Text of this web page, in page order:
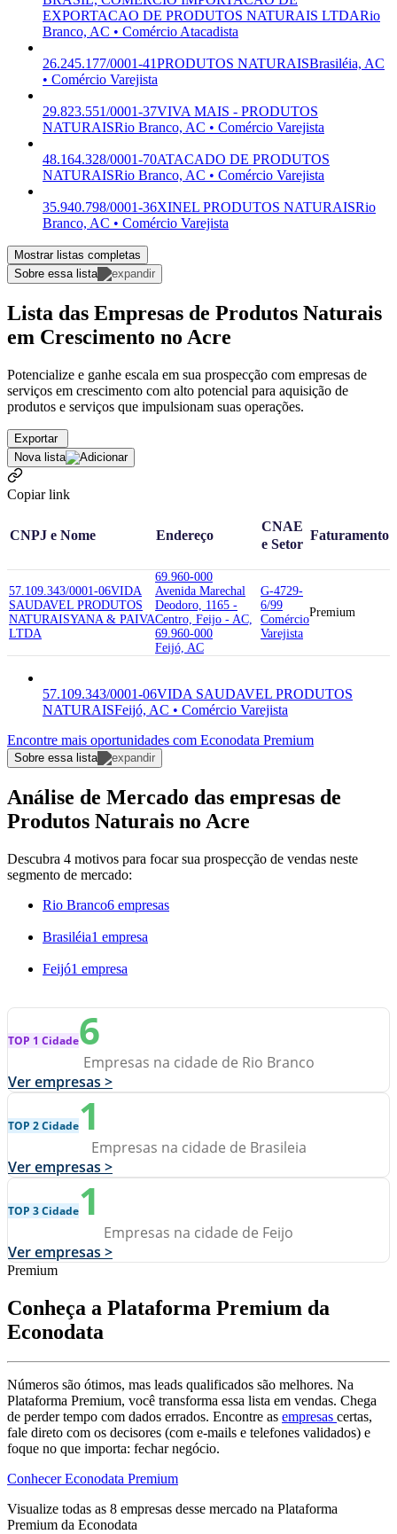
EXPORTACAO DE PRODUTOS NATURAIS LTDARio
Branco, AC • Comércio Atacadista
26.245.177/0001-41PRODUTOS NATURAISBrasiléia, AC
• Comércio Varejista
29.823.551/0001-37VIVA MAIS - PRODUTOS
NATURAISRio Branco, AC • Comércio Varejista
48.164.328/0001-70ATACADO DE PRODUTOS
NATURAISRio Branco, AC • Comércio Varejista
35.940.798/0001-36XINEL PRODUTOS NATURAISRio
Branco, AC • Comércio Varejista
Mostrar listas completas
Sobre essa lista
Lista das Empresas de Produtos Naturais
em Crescimento no Acre
Potencialize e ganhe escala em sua prospecção com empresas de
serviços em crescimento com alto potencial para aquisição de
produtos e serviços que impulsionam suas operações.
Exportar
Nova lista
Copiar link
CNPJ e Nome Endereço
CNAE
e Setor
Faturamento
57.109.343/0001-06VIDA
SAUDAVEL PRODUTOS
NATURAISYANA & PAIVA
LTDA
69.960-000
Avenida Marechal
Deodoro, 1165 -
Centro, Feijo - AC,
69.960-000
Feijó, AC
G-4729-
6/99
Comércio
Varejista
Premium
57.109.343/0001-06VIDA SAUDAVEL PRODUTOS
NATURAISFeijó, AC • Comércio Varejista
Encontre mais oportunidades com Econodata Premium
Sobre essa lista
Análise de Mercado das empresas de
Produtos Naturais no Acre
Descubra 4 motivos para focar sua prospecção de vendas neste
segmento de mercado:
Rio Branco6 empresas
Brasiléia1 empresa
Feijó1 empresa
TOP 1 Cidade6
Empresas na cidade de Rio Branco
Ver empresas >
TOP 2 Cidade1
Empresas na cidade de Brasileia
Ver empresas >
TOP 3 Cidade1
Empresas na cidade de Feijo
Ver empresas >
Premium
Conheça a Plataforma Premium da
Econodata
Números são ótimos, mas leads qualificados são melhores. Na
Plataforma Premium, você transforma essa lista em vendas. Chega
de perder tempo com dados errados. Encontre as empresas certas,
fale direto com os decisores (com e-mails e telefones validados) e
foque no que importa: fechar negócio.
Conhecer Econodata Premium
Visualize todas as 8 empresas desse mercado na Plataforma
Premium da Econodata